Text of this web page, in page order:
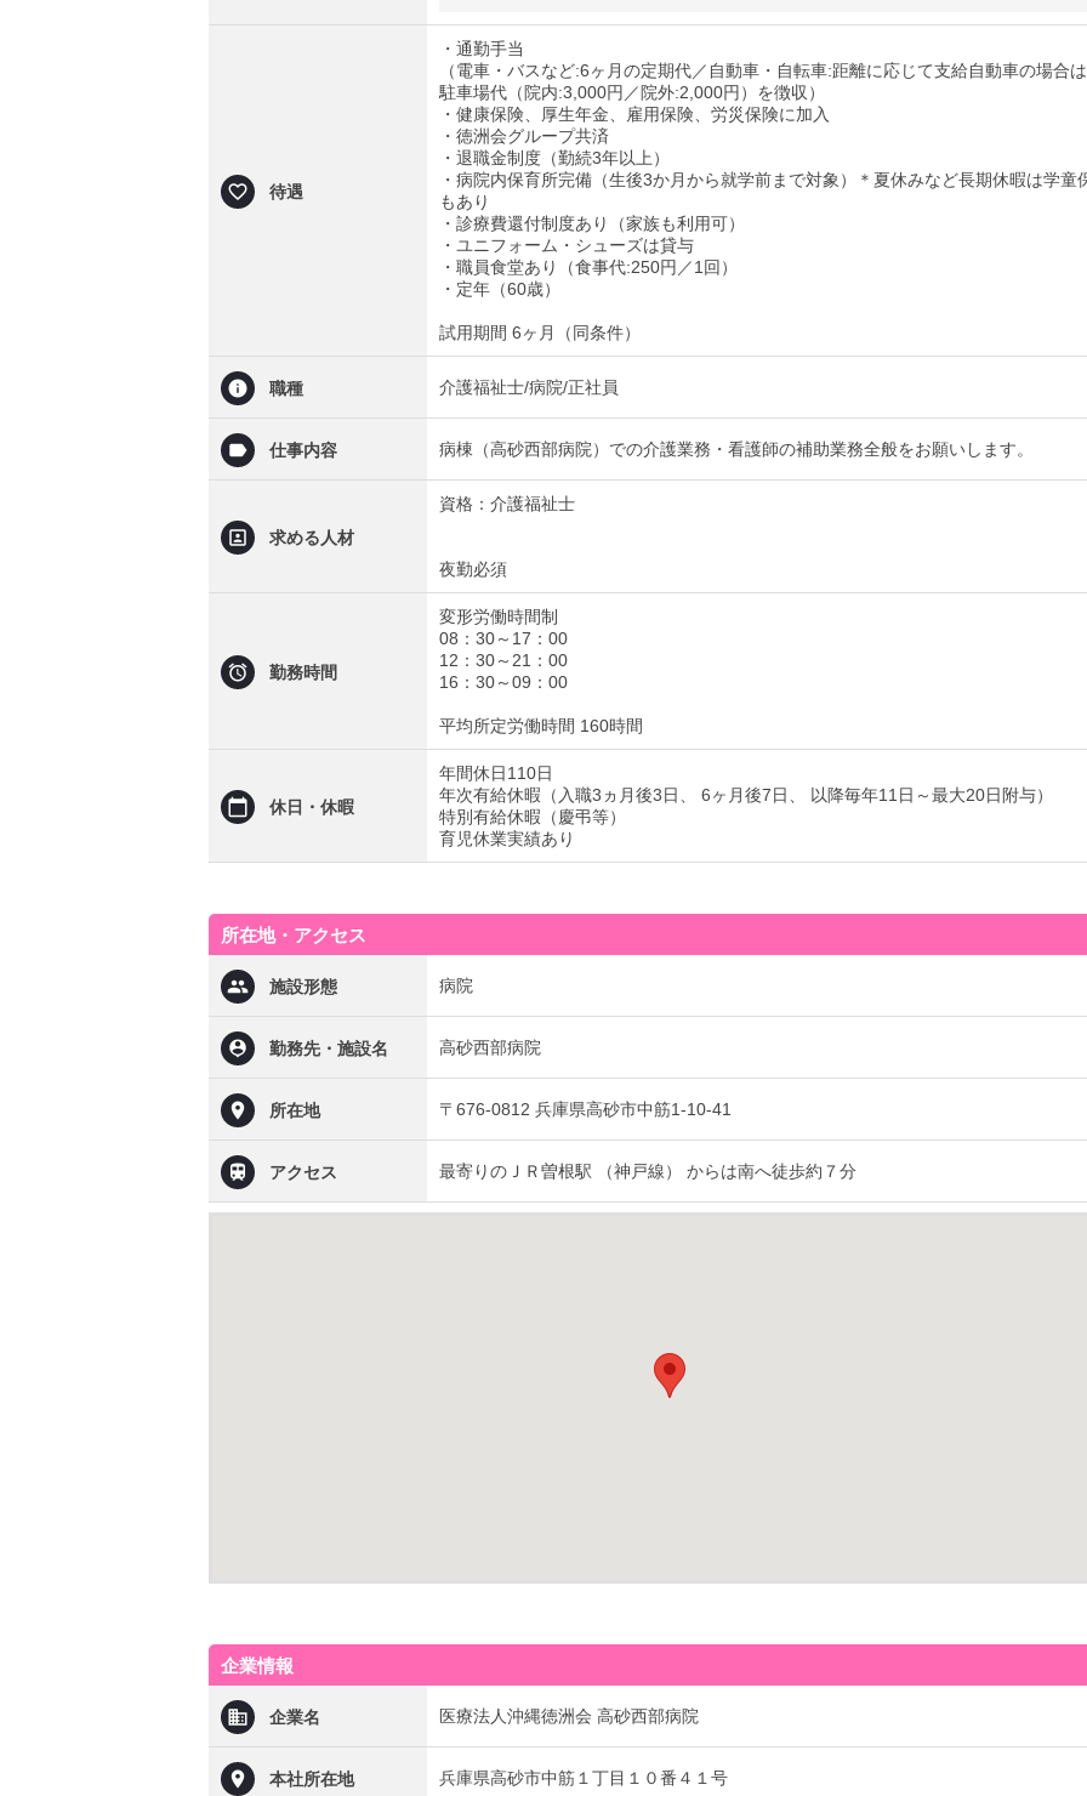
待遇
・通勤手当
（電車・バスなど:6ヶ月の定期代／自動車・自転車:距離に応じて支給自動車の場合
駐車場代（院内:3,000円／院外:2,000円）を徴収）
・健康保険、厚生年金、雇用保険、労災保険に加入
・徳洲会グループ共済
・退職金制度（勤続3年以上）
・病院内保育所完備（生後3か月から就学前まで対象）＊夏休みなど長期休暇は学童
もあり
・診療費還付制度あり（家族も利用可）
・ユニフォーム・シューズは貸与
・職員食堂あり（食事代:250円／1回）
・定年（60歳）
試用期間 6ヶ月（同条件）
職種 介護福祉士/病院/正社員
仕事内容 病棟（高砂西部病院）での介護業務・看護師の補助業務全般をお願いします。
求める人材
資格：介護福祉士
夜勤必須
勤務時間
変形労働時間制
08：30～17：00
12：30～21：00
16：30～09：00
平均所定労働時間 160時間
休日・休暇
年間休日110日
年次有給休暇（入職3ヵ月後3日、 6ヶ月後7日、 以降毎年11日～最大20日附与）
特別有給休暇（慶弔等）
育児休業実績あり
所在地・アクセス
施設形態 病院
勤務先・施設名 高砂西部病院
所在地 〒676-0812 兵庫県高砂市中筋1-10-41
アクセス 最寄りのＪＲ曽根駅 （神戸線） からは南へ徒歩約７分
企業情報
企業名 医療法人沖縄徳洲会 高砂西部病院
本社所在地 兵庫県高砂市中筋１丁目１０番４１号